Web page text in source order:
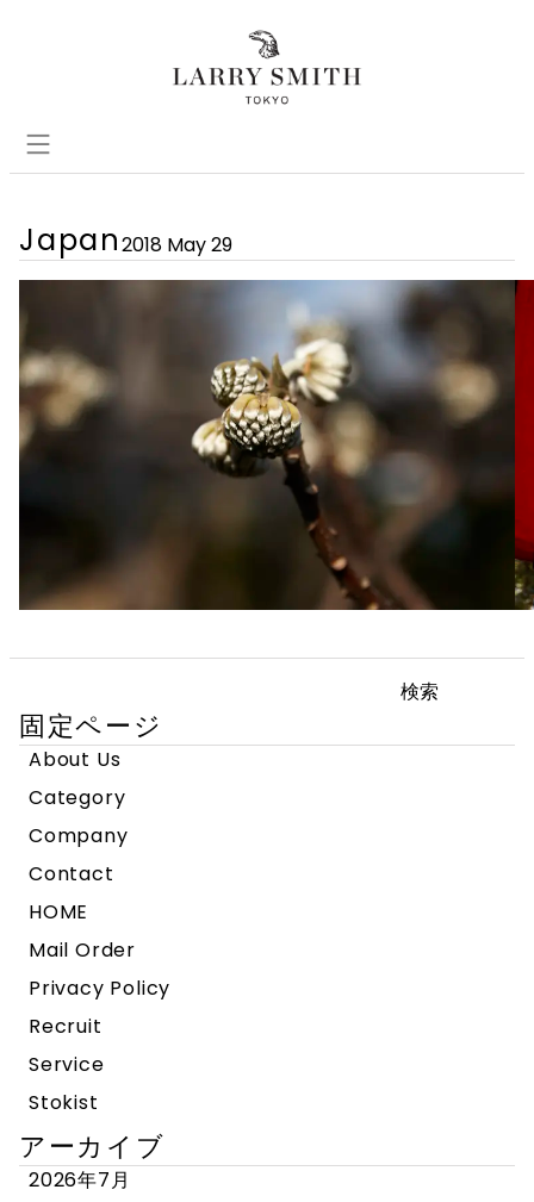
Japan2018 May 29
索:
固定ページ
About Us
Category
Company
Contact
HOME
Mail Order
Privacy Policy
Recruit
Service
Stokist
アーカイブ
2026年7月